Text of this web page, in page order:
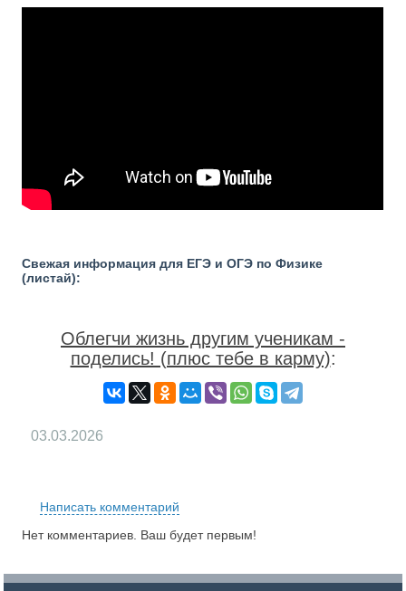
Свежая информация для ЕГЭ и ОГЭ по Физике
(листай):
Облегчи жизнь другим ученикам -
поделись! (плюс тебе в карму):
03.03.2026
Написать комментарий
Нет комментариев. Ваш будет первым!